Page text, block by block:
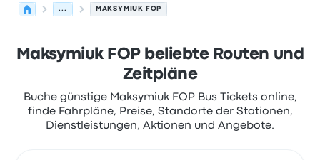
... MAKSYMIUK FOP
Maksymiuk FOP beliebte Routen und
Zeitpläne
Buche günstige Maksymiuk FOP Bus Tickets online,
finde Fahrpläne, Preise, Standorte der Stationen,
Dienstleistungen, Aktionen und Angebote.